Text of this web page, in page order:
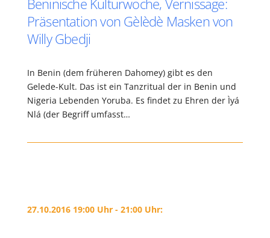
Beninische Kulturwoche, Vernissage:
Präsentation von Gèlèdè Masken von
Willy Gbedji
In Benin (dem früheren Dahomey) gibt es den
Gelede-Kult. Das ist ein Tanzritual der in Benin und
Nigeria Lebenden Yoruba. Es findet zu Ehren der Ìyá
Nlá (der Begriff umfasst…
27.10.2016 19:00 Uhr - 21:00 Uhr: